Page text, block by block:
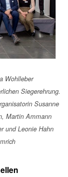
Wohlleber
Siegerehrung.
Susanne
Martin Ammann
und Leonie Hahn